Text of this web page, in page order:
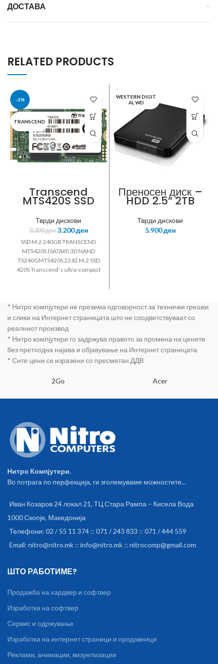
ДОСТАВА
RELATED PRODUCTS
-3%
TRANSCEND
Transcend
MTS420S SSD
M.2 240GB
(SATAIII) 3D
NAND
TS240GMTS420
S 2242
Тврди дискови
3.300ден 3.200ден
SSD M.2 240GB TRANSCEND
MTS420S (SATAIII) 3D NAND
TS240GMTS420S 2242 M.2 SSD
420S Transcend`s ultra-compact
size limitations of small form
factor devices, best suited for
notebooks. Boasting high-quality
flash chips and enhanced
firmware algorithms,
Transcend`s M.2 SSD 420S
expansion to break through
NAND chips, 3D NAND flash is a
vertically in multiple layers. 3D
NAND is developed to break
through density limitations of
the 2D planar NAND, and thus
performance and endurance.
Perfect for your Ultrabook
Type 2242 and 2280,
Transcend`s 3D NAND M.2 SSDs
are perfect for use in Ultrabooks
and lightweight notebooks.
length, the M.2 SSD 420S makes
while giving it a much needed
speeds Featuring the M.2
generation SATA III 6Gb/s
interface and a powerful
420S reaches incredible read
500MB/s and 430MB/s. When
WESTERN DIGIT
AL WD
Преносен диск –
HDD 2.5“ 2TB
External
Western
Digital,Element
s,Portable,USB3.
Тврди дискови
5.900ден
* Нитро компјутери не презема одговорност за технички грешки
и слики на Интернет страницата што не соодветствуваат со
реалниот производ
* Нитро компјутери го задржува правото за промена на цените
без претходна најава и објавување на Интернет страницата
* Сите цени се изразени со пресметан ДДВ
2Go Acer
Нитро Компјутери.
Во потрага по перфекција, ги зголемуваме можностите...
Иван Козаров 24 локал 21, ТЦ Стара Рампа – Кисела Вода
1000 Скопје, Македонија
Телефони: 02 / 55 11 374 :: 071 / 243 833 :: 071 / 444 559
Email: nitro@nitro.mk :: info@nitro.mk :: nitrocomp@gmail.com
ШТО РАБОТИМЕ?
Продажба на хардвер и софтвер
Изработка на софтвер
Сервис и одржување
Изработка на интернет страници и продавници
Реклами, анимации, визуелизации